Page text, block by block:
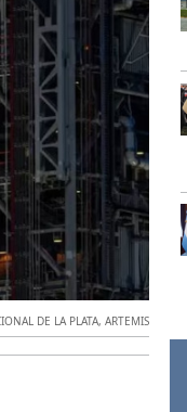
DE LA PLATA,ARTEMIS